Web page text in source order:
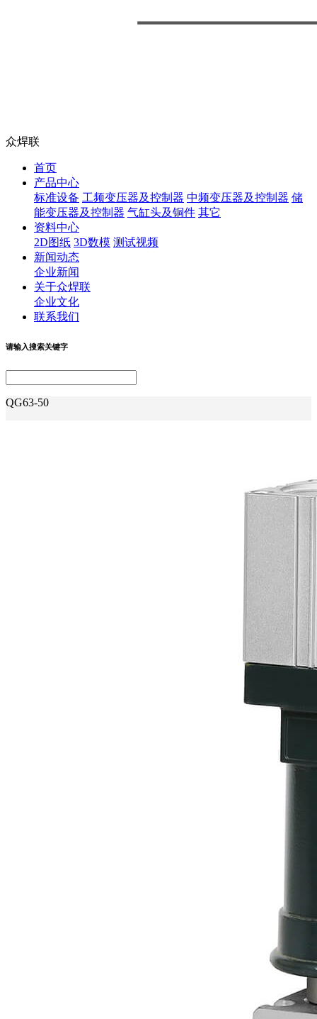
众焊联
首页
产品中心
标准设备 工频变压器及控制器 中频变压器及控制器 储
能变压器及控制器 气缸头及铜件 其它
资料中心
2D图纸 3D数模 测试视频
新闻动态
企业新闻
关于众焊联
企业文化
联系我们
请输入搜索关键字
QG63-50